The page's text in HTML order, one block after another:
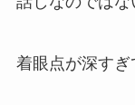
着眼点が深すぎ